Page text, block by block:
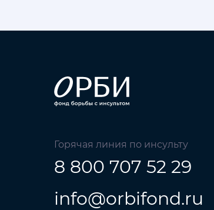
Горячая линия по инсульту
8 800 707 52 29
info@orbifond.ru